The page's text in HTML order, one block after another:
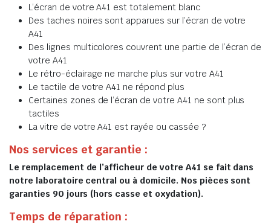
L’écran de votre A41 est totalement blanc
Des taches noires sont apparues sur l’écran de votre
A41
Des lignes multicolores couvrent une partie de l’écran de
votre A41
Le rétro-éclairage ne marche plus sur votre A41
Le tactile de votre A41 ne répond plus
Certaines zones de l’écran de votre A41 ne sont plus
tactiles
La vitre de votre A41 est rayée ou cassée ?
Nos services et garantie :
Le remplacement de l’afficheur de votre A41 se fait dans
notre laboratoire central ou à domicile. Nos pièces sont
garanties 90 jours (hors casse et oxydation).
Temps de réparation :